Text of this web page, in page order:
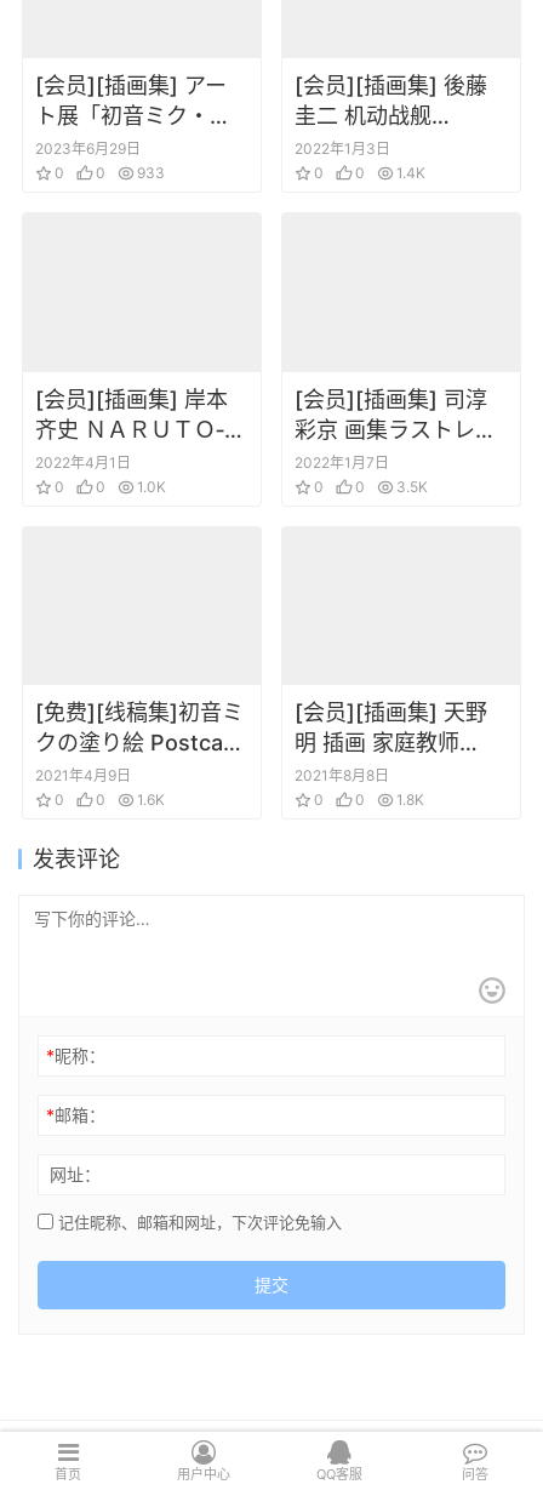
[会员][插画集] アー
ト展「初音ミク・ク
ロニクル」 公式ビジ
ュアルブック
2023年6月29日
0
0 933
[会员][插画集] 後藤
圭二 机动战舰
Martian Successor
Nadesico Art Book
2022年1月3日
0
0 1.4K
[会员][插画集] 岸本
齐史 ＮＡＲＵＴＯ‐ナ
ルト イラスト集
2022年4月1日
0
0 1.0K
[会员][插画集] 司淳
彩京 画集ラストレー
ションズ.彩
2022年1月7日
0
0 3.5K
[免费][线稿集]初音ミ
クの塗り絵 Postcard
Book 初音线稿填色画
集系列第5本
2021年4月9日
0
0 1.6K
[会员][插画集] 天野
明 插画 家庭教师
REBORN Colore
2021年8月8日
0
0 1.8K
发表评论
*昵称：
*邮箱：
网址：
记住昵称、邮箱和网址，下次评论免输入
提交
Copyright © 2021 cghsj.com 版权所有 Powered by 绘世界
首页 用户中心 QQ客服 问答